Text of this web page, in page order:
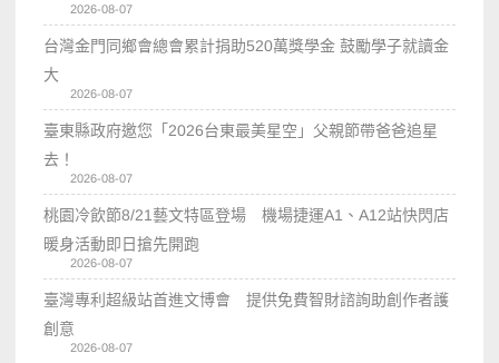
2026-08-07
台灣金門同鄉會總會累計捐助520萬獎學金 鼓勵學子就讀金
大
2026-08-07
臺東縣政府邀您「2026台東最美星空」父親節帶爸爸追星
去！
2026-08-07
桃園冷飲節8/21藝文特區登場 機場捷運A1、A12站快閃店
暖身活動即日搶先開跑
2026-08-07
臺灣專利超級站首進文博會 提供免費智財諮詢助創作者護
創意
2026-08-07